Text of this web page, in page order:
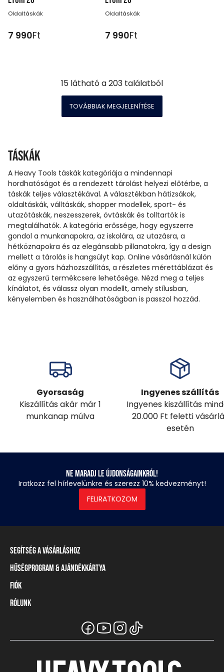
Oldaltáskák
7 990Ft
Oldaltáskák
7 990Ft
15 látható a203 találatból
TOVÁBBIAK MEGJELENÍTÉSE
Táskák
A Heavy Tools táskák kategóriája a mindennapi
hordhatóságot és a rendezett tárolást helyezi előtérbe, a
táskák teljes választékával. A választékban hátizsákok,
oldaltáskák, válltáskák, shopper modellek, sport- és
utazótáskák, neszesszerek, övtáskák és tolltartók is
megtalálhatók. A kategória erőssége, hogy egyszerre
gondol a munkanapokra, az iskolára, az utazásra, a
hétköznapokra és az elegánsabb pillanatokra, így a design
mellett a tárolás is hangsúlyt kap. Online vásárlásnál külön
előny a gyors házhozszállítás, a részletes mérettáblázat és
az egyszerű termékcsere lehetősége. Nézd meg a teljes
kínálatot, és válassz olyan modellt, amely stílusban,
kényelemben és használhatóságban is passzol hozzád.
Gyorsaság
Kiszállítás akár már 1
munkanap múlva
Ingyenes szállítás
Ingyenes kiszállítás
20.000 Ft feletti
esetén
Ne maradj le újdonságainkról!
Iratkozz fel hírlevelünkre és szerezz 10% kedvezményt!
FELIRATKOZOM
Segítség a vásárláshoz
Szállítási információ
Fizetési módok
Mérettáblázat
Üzleteink és viszonteladók
Gyakori kérdések (GYIK)
Hűségprogram & Ajándékkártya
Törzsvásárlói program
Ajándékkártya
Fiók
Belépés / Regisztráció
Rólunk
A Heavy Tools márka
Viszonteladói információ
Széchenyi Terv Plusz